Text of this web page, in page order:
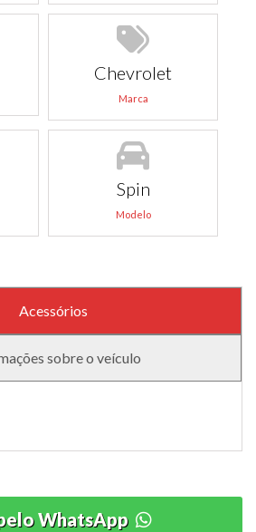
Chevrolet
Marca
Spin
Modelo
Acessórios
sobre o veículo
WhatsApp